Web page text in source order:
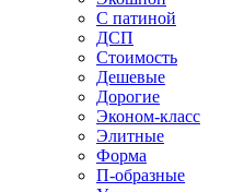
С патиной
ДСП
Стоимость
Дешевые
Дорогие
Эконом-класс
Элитные
Форма
П-образные